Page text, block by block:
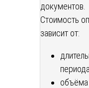
документов.
Стоимость
зависит от:
объёма